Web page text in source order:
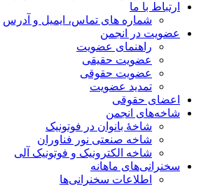
ارتباط با ما
شماره های تماس، ایمیل و آدرس
عضویت در انجمن
راهنمای عضویت
عضویت حقیقی
عضویت حقوقی
تمدید عضویت
اعضای حقوقی
شاخه‌های انجمن
شاخۀ بانوان در فوتونیک
شاخه صنعتی نور فناوران
شاخه‌ الکترونیک و فوتونیک آلی
سخنرانی‌های ماهانه
اطلاعات سخنرانی‌‌ها